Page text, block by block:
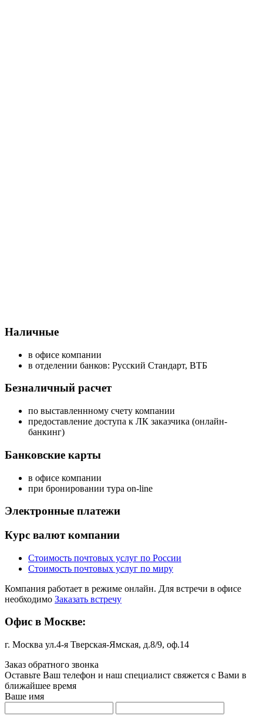
Наличные
в офисе компании
в отделении банков: Русский Стандарт, ВТБ
Безналичный расчет
по выставленнному счету компании
предоставление доступа к ЛК заказчика (онлайн-
банкинг)
Банковские карты
в офисе компании
при бронировании тура on-line
Электронные платежи
Курс валют компании
Стоимость почтовых услуг по России
Стоимость почтовых услуг по миру
Компания работает в режиме онлайн. Для встречи в офисе
необходимо Заказать встречу
Офис в Москве:
г. Москва ул.4-я Тверская-Ямская, д.8/9, оф.14
Заказ обратного звонка
Оставьте Ваш телефон и наш специалист свяжется с Вами в
ближайшее время
Ваше имя